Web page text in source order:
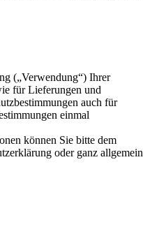
(„Verwendung“) Ihrer
für Lieferungen und
auch für
einmal
können Sie bitte dem
oder ganz allgemein